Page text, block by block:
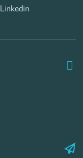
Linkedin